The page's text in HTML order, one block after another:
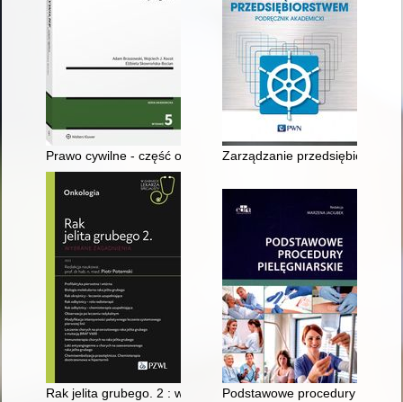
Prawo cywilne - część ogólna Zarządzanie
Rak jelita grubego. 2 : wybrane zagadnienia
Podstawowe procedury